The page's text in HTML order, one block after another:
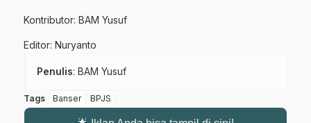
Gabung Channel WhatsApp NU
Kontributor: BAM Yusuf
Editor: Nuryanto
Penulis: BAM Yusuf
Tags Banser BPJS